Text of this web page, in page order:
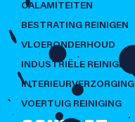
CALAMITEITEN
BESTRATING REINIGEN
VLOERONDERHOUD
INDUSTRIËLE REINIGING
INTERIEURVERZORGING
VOERTUIG REINIGING